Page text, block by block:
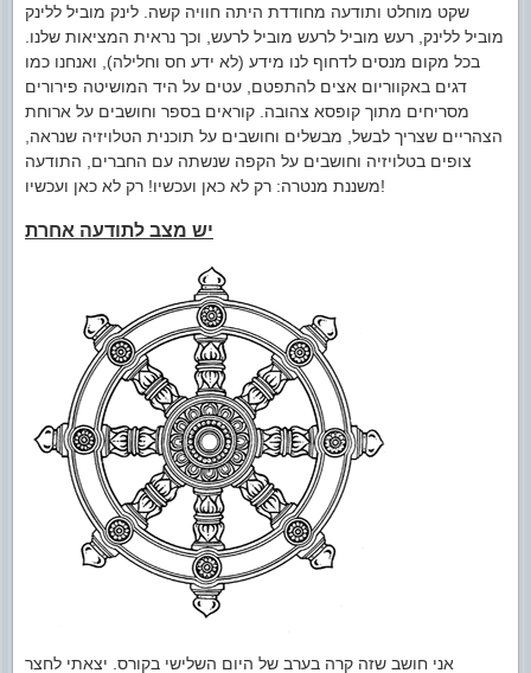
שקט מוחלט ותודעה מחודדת היתה חוויה קשה. לינק מוביל ללינק
מוביל ללינק, רעש מוביל לרעש מוביל לרעש, וכך נראית המציאות שלנו.
בכל מקום מנסים לדחוף לנו מידע (לא ידע חס וחלילה), ואנחנו כמו
דגים באקווריום אצים להתפטם, עטים על היד המושיטה פירורים
מסריחים מתוך קופסא צהובה. קוראים בספר וחושבים על ארוחת
הצהריים שצריך לבשל, מבשלים וחושבים על תוכנית הטלויזיה שנראה,
צופים בטלויזיה וחושבים על הקפה שנשתה עם החברים, התודעה
משננת מנטרה: רק לא כאן ועכשיו! רק לא כאן ועכשיו!
יש מצב לתודעה אחרת
אני חושב שזה קרה בערב של היום השלישי בקורס. יצאתי לחצר